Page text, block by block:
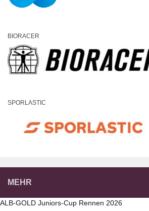
BIORACER
SPORLASTIC
MEHR
ALB-GOLD Juniors-Cup Rennen 2026